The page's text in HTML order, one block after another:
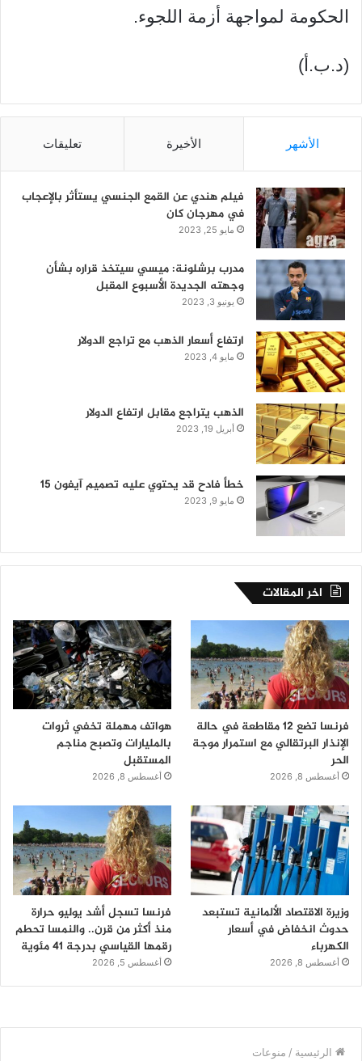
الحكومة لمواجهة أزمة اللجوء.
(د.ب.أ)
الأشهر الأخيرة تعليقات
فيلم هندي عن القمع الجنسي يستأثر بالإعجاب
في مهرجان كان
مايو 25, 2023
مدرب برشلونة: ميسي سيتخذ قراره بشأن
وجهته الجديدة الأسبوع المقبل
يونيو 3, 2023
ارتفاع أسعار الذهب مع تراجع الدولار
مايو 4, 2023
الذهب يتراجع مقابل ارتفاع الدولار
أبريل 19, 2023
خطأ فادح قد يحتوي عليه تصميم آيفون 15
مايو 9, 2023
اخر المقالات
فرنسا تضع 12 مقاطعة في حالة
الإنذار البرتقالي مع استمرار موجة
الحر
أغسطس 8, 2026
هواتف مهملة تخفي ثروات
بالمليارات وتصبح مناجم
المستقبل
أغسطس 8, 2026
وزيرة الاقتصاد الألمانية تستبعد
حدوث انخفاض في أسعار
الكهرباء
أغسطس 8, 2026
فرنسا تسجل أشد يوليو حرارة
منذ أكثر من قرن.. والنمسا تحطم
رقمها القياسي بدرجة 41 مئوية
أغسطس 5, 2026